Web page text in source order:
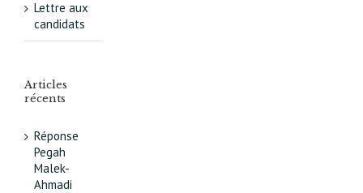
Lettre aux
candidats
Articles
récents
Réponse
Pegah
Malek-
Ahmadi